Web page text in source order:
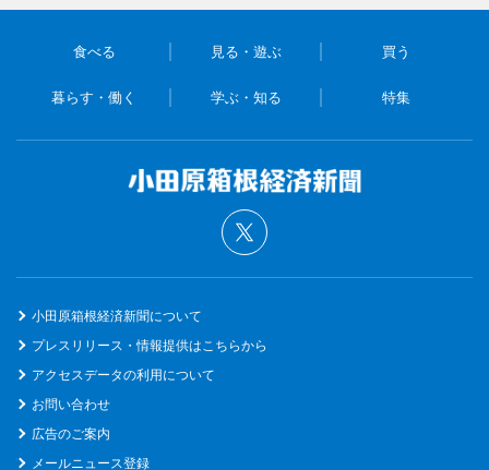
食べる 見る・遊ぶ 買う
暮らす・働く 学ぶ・知る 特集
小田原箱根経済新聞について
プレスリリース・情報提供はこちらから
アクセスデータの利用について
お問い合わせ
広告のご案内
メールニュース登録